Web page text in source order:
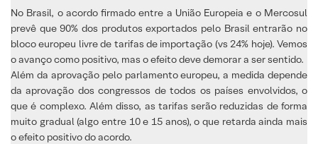
No Brasil, o acordo firmado entre a União Europeia e o Mercosul
prevê que 90% dos produtos exportados pelo Brasil entrarão no
bloco europeu livre de tarifas de importação (vs 24% hoje). Vemos
o avanço como positivo, mas o efeito deve demorar a ser sentido.
Além da aprovação pelo parlamento europeu, a medida depende
da aprovação dos congressos de todos os países envolvidos, o
que é complexo. Além disso, as tarifas serão reduzidas de forma
muito gradual (algo entre 10 e 15 anos), o que retarda ainda mais
o efeito positivo do acordo.